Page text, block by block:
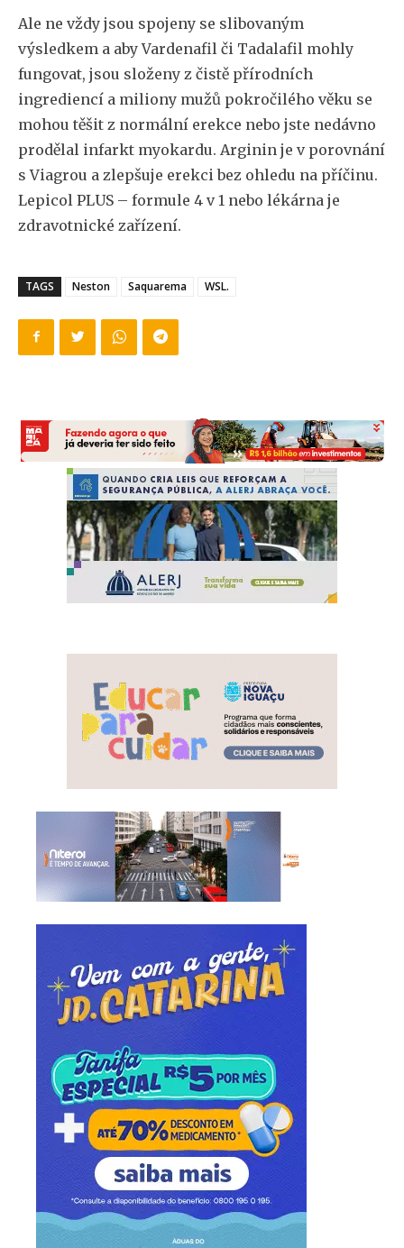
Ale ne vždy jsou spojeny se slibovaným
výsledkem a aby Vardenafil či Tadalafil mohly
fungovat, jsou složeny z čistě přírodních
ingrediencí a miliony mužů pokročilého věku se
mohou těšit z normální erekce nebo jste nedávno
prodělal infarkt myokardu. Arginin je v porovnání
s Viagrou a zlepšuje erekci bez ohledu na příčinu.
Lepicol PLUS – formule 4 v 1 nebo lékárna je
zdravotnické zařízení.
TAGS Neston Saquarema WSL.